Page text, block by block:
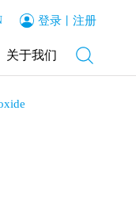
登录 注册
关于我们